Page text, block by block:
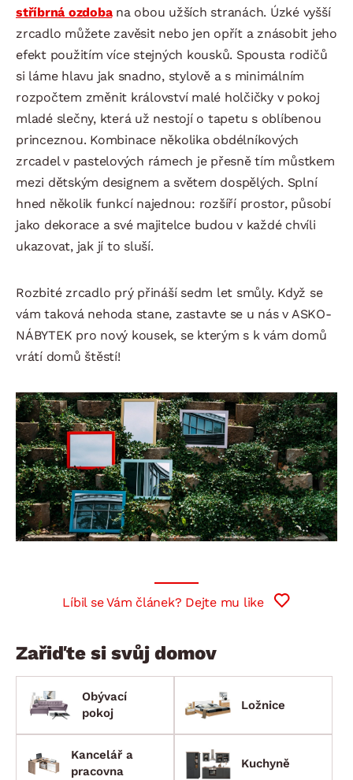
stříbrná ozdobana obou užších stranách. Úzké vyšší
zrcadlo můžete zavěsit nebo jen opřít a znásobit jeho
efekt použitím více stejných kousků. Spousta rodičů
si láme hlavu jak snadno, stylově a s minimálním
rozpočtem změnit království malé holčičky v pokoj
mladé slečny, která už nestojí o tapetu s oblíbenou
princeznou. Kombinace několika obdélníkových
zrcadel v pastelových rámech je přesně tím můstkem
mezi dětským designem a světem dospělých. Splní
hned několik funkcí najednou: rozšíří prostor, působí
jako dekorace a své majitelce budou v každé chvíli
ukazovat, jak jí to sluší.
Rozbité zrcadlo prý přináší sedm let smůly. Když se
vám taková nehoda stane, zastavte se u nás v ASKO-
NÁBYTEK pro nový kousek, se kterým s k vám domů
vrátí domů štěstí!
Líbil se Vám článek? Dejte mu like
Zařiďte si svůj domov
Obývací
pokoj
Ložnice
Kancelář a
pracovna
Kuchyně